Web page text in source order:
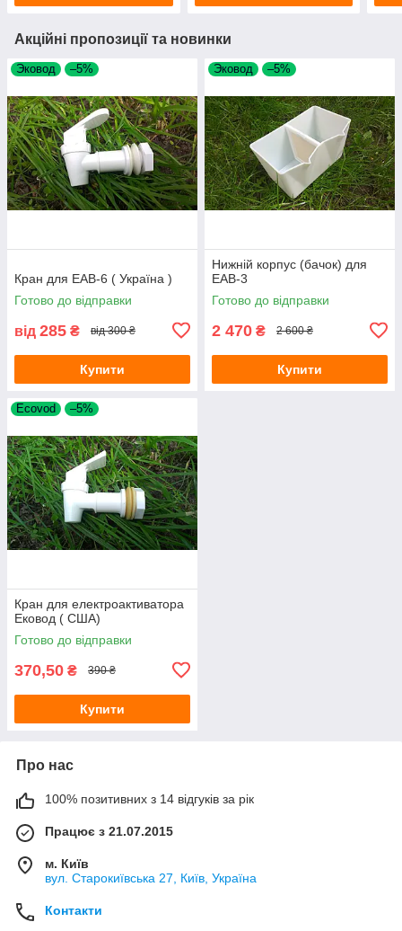
Акційні пропозиції та новинки
Эковод –5%
Кран для ЕАВ-6 ( Україна )
Готово до відправки
від 285 ₴ від 300 ₴
Купити
Эковод –5%
Нижній корпус (бачок) для
ЕАВ-3
Готово до відправки
2 470 ₴ 2 600 ₴
Купити
Ecovod –5%
Кран для електроактиватора
Ековод ( США)
Готово до відправки
370,50 ₴ 390 ₴
Купити
Про нас
100% позитивних з 14 відгуків за рік
Працює з 21.07.2015
м. Київ
вул. Старокиївська 27, Київ, Україна
Контакти